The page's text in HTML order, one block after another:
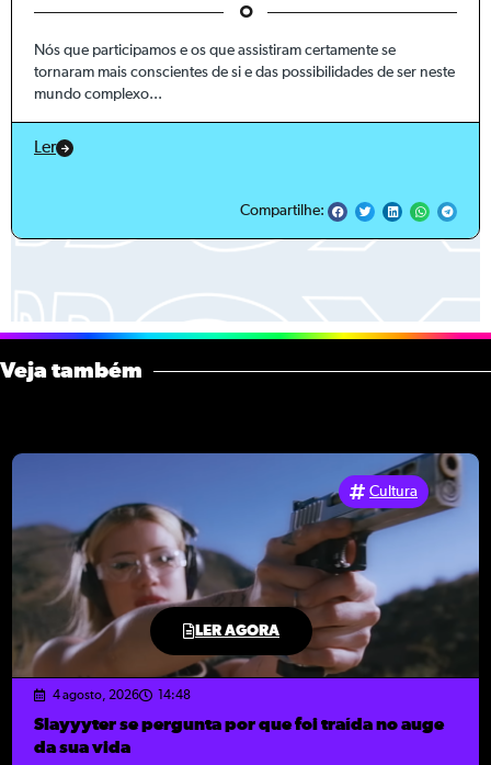
Nós que participamos e os que assistiram certamente se
tornaram mais conscientes de si e das possibilidades de ser neste
mundo complexo...
Ler
Compartilhe:
Veja também
LER AGORA
Cultura
4 agosto, 2026 14:48
Slayyyter se pergunta por que foi traída no auge
da sua vida